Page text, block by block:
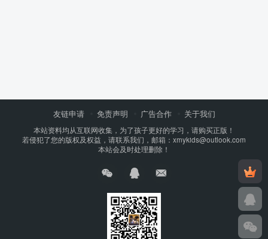
友链申请 免责声明 广告合作 关于我们
本站资料均从互联网收集，为了孩子更好的学习，请购买正版！
若侵犯了您的版权及权益，请联系我们，邮箱：xmykids@outlook.com
本站会及时处理删除！